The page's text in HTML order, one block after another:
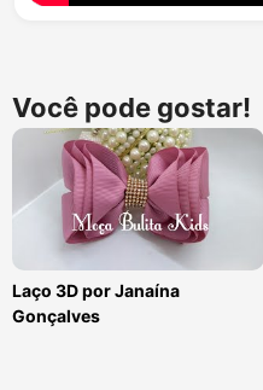
Você pode gostar!
Laço 3D por Janaína
Gonçalves